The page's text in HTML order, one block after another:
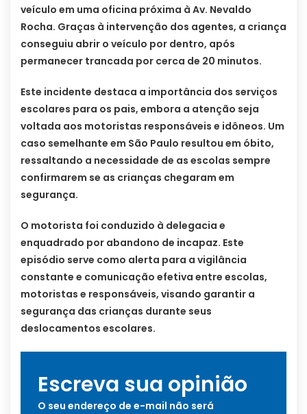
veículo em uma oficina próxima à Av. Nevaldo
Rocha. Graças à intervenção dos agentes, a criança
conseguiu abrir o veículo por dentro, após
permanecer trancada por cerca de 20 minutos.
Este incidente destaca a importância dos serviços
escolares para os pais, embora a atenção seja
voltada aos motoristas responsáveis e idôneos. Um
caso semelhante em São Paulo resultou em óbito,
ressaltando a necessidade de as escolas sempre
confirmarem se as crianças chegaram em
segurança.
O motorista foi conduzido à delegacia e
enquadrado por abandono de incapaz. Este
episódio serve como alerta para a vigilância
constante e comunicação efetiva entre escolas,
motoristas e responsáveis, visando garantir a
segurança das crianças durante seus
deslocamentos escolares.
Escreva sua opinião
O seu endereço de e-mail não será